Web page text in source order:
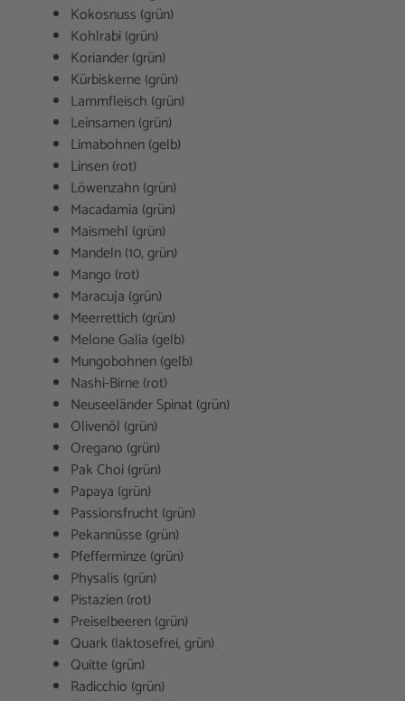
Kokosnuss (grün)
Kohlrabi (grün)
Koriander (grün)
Kürbiskerne (grün)
Lammfleisch (grün)
Leinsamen (grün)
Limabohnen (gelb)
Linsen (rot)
Löwenzahn (grün)
Macadamia (grün)
Maismehl (grün)
Mandeln (10, grün)
Mango (rot)
Maracuja (grün)
Meerrettich (grün)
Melone Galia (gelb)
Mungobohnen (gelb)
Nashi-Birne (rot)
Neuseeländer Spinat (grün)
Olivenöl (grün)
Oregano (grün)
Pak Choi (grün)
Papaya (grün)
Passionsfrucht (grün)
Pekannüsse (grün)
Pfefferminze (grün)
Physalis (grün)
Pistazien (rot)
Preiselbeeren (grün)
Quark (laktosefrei, grün)
Quitte (grün)
Radicchio (grün)